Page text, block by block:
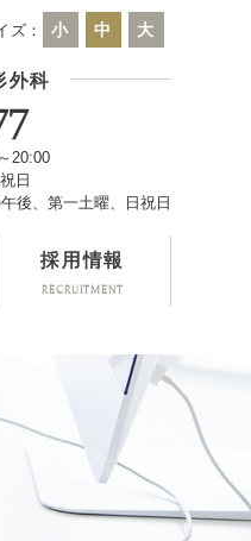
ズ： 小 中 大
外科
20:00
日
後、第一土曜、日祝日
RECRUITMENT
採用情報